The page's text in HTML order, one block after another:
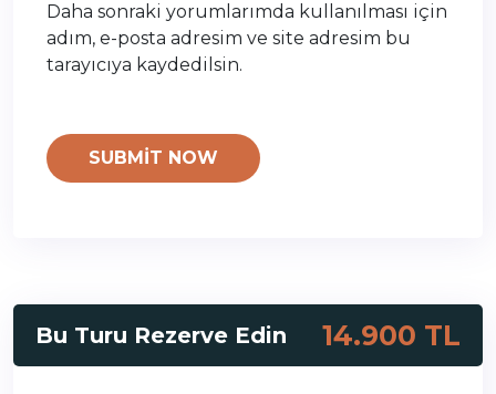
Daha sonraki yorumlarımda kullanılması için
adım, e-posta adresim ve site adresim bu
tarayıcıya kaydedilsin.
Bu Turu Rezerve Edin 14.900 TL